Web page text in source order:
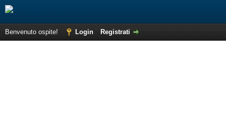
Benvenuto ospite! Login Registrati